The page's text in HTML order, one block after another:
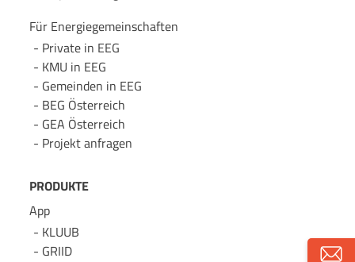
Für Energie­gemeinschaften
Private in EEG
KMU in EEG
Gemeinden in EEG
BEG Österreich
GEA Österreich
Projekt anfragen
PRODUKTE
App
KLUUB
GRIID